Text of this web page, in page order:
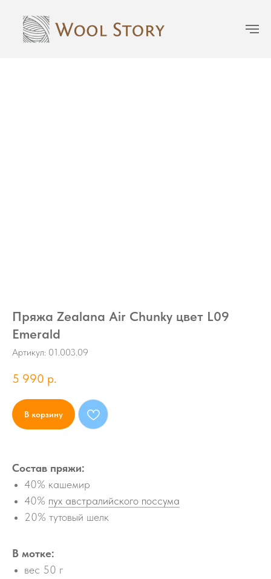
Пряжа Zealana Air Chunky цвет L09
Emerald
Артикул: 01.003.09
5 990 р.
В корзину
Состав пряжи:
40% кашемир
40% пух австралийского поссума
20% тутовый шелк
В мотке:
вес 50 г